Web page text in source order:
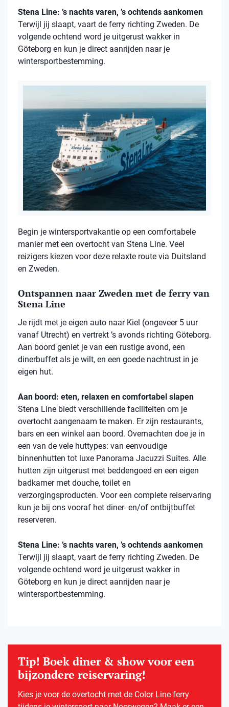
Stena Line: ’s nachts varen, ’s ochtends aankomen
Terwijl jij slaapt, vaart de ferry richting Zweden. De
volgende ochtend word je uitgerust wakker in
Göteborg en kun je direct aanrijden naar je
wintersportbestemming.
Begin je wintersportvakantie op een comfortabele
manier met een overtocht van Stena Line. Veel
reizigers kiezen voor deze relaxte route via Duitsland
en Zweden.
Ontspannen naar Zweden met de ferry van
Stena Line
Je rijdt met je eigen auto naar Kiel (ongeveer 5 uur
vanaf Utrecht) en vertrekt ’s avonds richting Göteborg.
Aan boord geniet je van een rustige avond, een
dinerbuffet als je wilt, en een goede nachtrust in je
eigen hut.
Aan boord: eten, relaxen en comfortabel slapen
Stena Line biedt verschillende faciliteiten om je
overtocht aangenaam te maken. Er zijn restaurants,
bars en een winkel aan boord. Overnachten doe je in
een van de vele huttypes: van eenvoudige
binnenhutten tot luxe Panorama Jacuzzi Suites. Alle
hutten zijn uitgerust met beddengoed en een eigen
badkamer met douche, toilet en
verzorgingsproducten. Voor een complete reiservaring
kun je bij ons vooraf het diner- en/of ontbijtbuffet
reserveren.
Stena Line: ’s nachts varen, ’s ochtends aankomen
Terwijl jij slaapt, vaart de ferry richting Zweden. De
volgende ochtend word je uitgerust wakker in
Göteborg en kun je direct aanrijden naar je
wintersportbestemming.
Tip! Boek diner & show voor een
bijzondere reiservaring!
Kies je voor de overtocht met de Color Line ferry